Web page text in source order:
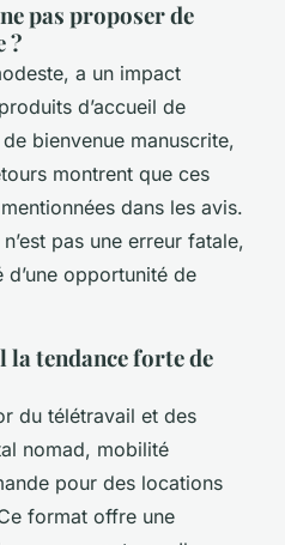
pas proposer de
?
a un impact
d’accueil de
bienvenue manuscrite,
montrent que ces
dans les avis.
pas une erreur fatale,
d’une opportunité de
tendance forte de
du télétravail et des
nomad, mobilité
pour des locations
format offre une